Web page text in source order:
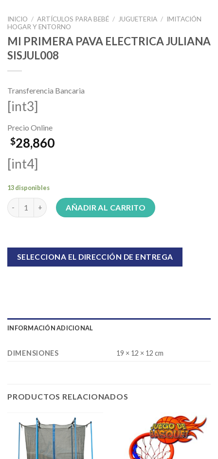
INICIO / ARTÍCULOS PARA BEBÉ / JUGUETERIA / IMITACIÓN
HOGAR Y ENTORNO
MI PRIMERA PAVA ELECTRICA JULIANA
SISJUL008
Transferencia Bancaria
[int3]
Precio Online
$28,860
[int4]
13 disponibles
MI PRIMERA PAVA ELECTRICA JULIANA SISJUL008 cantidad
AÑADIR AL CARRITO
SELECCIONA EL DIRECCIÓN DE ENTREGA
INFORMACIÓN ADICIONAL
DIMENSIONES 19 × 12 × 12 cm
PRODUCTOS RELACIONADOS